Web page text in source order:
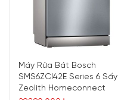
Máy Rửa Bát Bosch
SMS6ZCI42E Series 6 Sấy
Zeolith Homeconnect